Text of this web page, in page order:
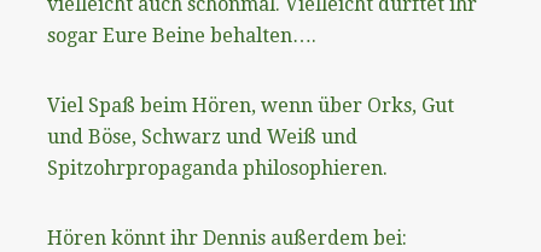
sogar Eure Beine behalten….
Viel Spaß beim Hören, wenn über Orks, Gut
und Böse, Schwarz und Weiß und
Spitzohrpropaganda philosophieren.
Hören könnt ihr Dennis außerdem bei: